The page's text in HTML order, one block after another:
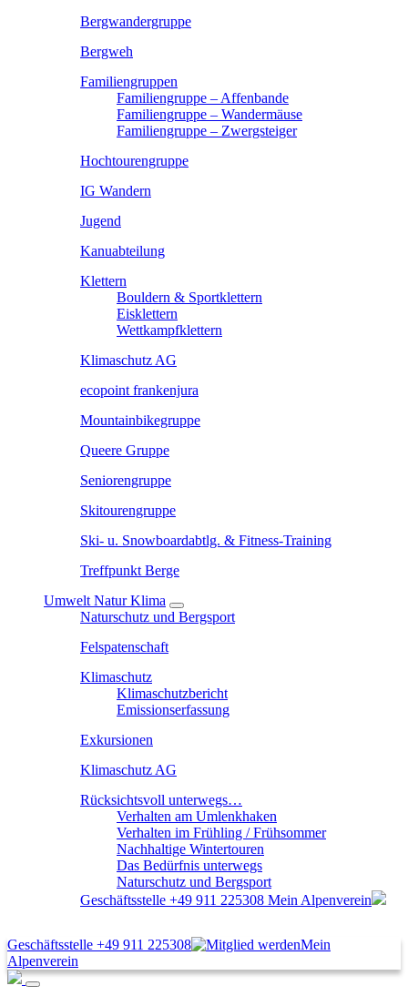
Bergwandergruppe
Bergweh
Familiengruppen
Familiengruppe – Affenbande
Familiengruppe – Wandermäuse
Familiengruppe – Zwergsteiger
Hochtourengruppe
IG Wandern
Jugend
Kanuabteilung
Klettern
Bouldern & Sportklettern
Eisklettern
Wettkampfklettern
Klimaschutz AG
ecopoint frankenjura
Mountainbikegruppe
Queere Gruppe
Seniorengruppe
Skitourengruppe
Ski- u. Snowboardabtlg. & Fitness-Training
Treffpunkt Berge
Umwelt Natur Klima
Naturschutz und Bergsport
Felspatenschaft
Klimaschutz
Klimaschutzbericht
Emissionserfassung
Exkursionen
Klimaschutz AG
Rücksichtsvoll unterwegs…
Verhalten am Umlenkhaken
Verhalten im Frühling / Frühsommer
Nachhaltige Wintertouren
Das Bedürfnis unterwegs
Naturschutz und Bergsport
Geschäftsstelle +49 911 225308 Mein Alpenverein
Geschäftsstelle +49 911 225308
Mein
Alpenverein